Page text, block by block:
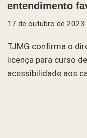
entendimento
17 de outubro de 2023
TJMG confirma o
licença para curso
acessibilidade aos